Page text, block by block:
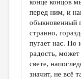
конце концов
перед ним, и
обыкновенный
странно,
пугает нас. Но
радость, может
свете,
значит, не всё